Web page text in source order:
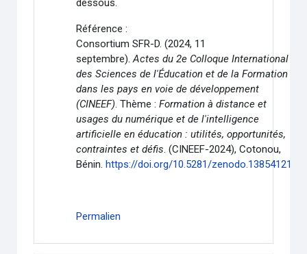
dessous.
Référence :
Consortium SFR-D. (2024, 11
septembre).Actes du 2e Colloque International
des Sciences de l'Éducation et de la Formation
dans les pays en voie de développement
(CINEEF). Thème :Formation à distance et
usages du numérique et de l'intelligence
artificielle en éducation : utilités, opportunités,
contraintes et défis. (CINEEF-2024), Cotonou,
Bénin.https://doi.org/10.5281/zenodo.13854121
Permalien